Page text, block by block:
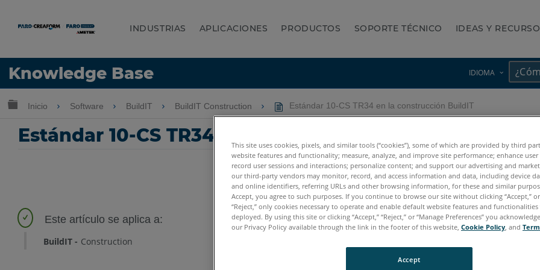
INDUSTRIAS APLICACIONES PRODUCTOS SOPORTE TÉCNICO IDEAS Y
Knowledge Base IDIOMA
Idioma
Expandir/contraer jerarquía global
Inicio Software BuildIT BuildIT Construction Estándar 10-CS TR34 en la construcción BuildIT
Estándar 10-CS TR34 en la construcción BuildIT
BuildIT Construction
This site uses cookies, pixels, and similar tools (“cookies”), some of which are provided by third
website features and functionality; measure, analyze, and improve site performance; enhance user
record user sessions and interactions; personalize content; and support our advertising and
our third-party vendors may monitor, record, and access information and data, including device
and online identifiers, referring URLs and other browsing information, for these and similar
Accept, you agree to such purposes. If you continue to browse our site without clicking “Accept,”
“Reject,” only cookies necessary to operate and enable default website features and
deployed. By using this site or clicking “Accept,” “Reject,” or “Manage Preferences” you
our Privacy Policy available through the link in the footer of this website, Cookie Policy, and
Accept